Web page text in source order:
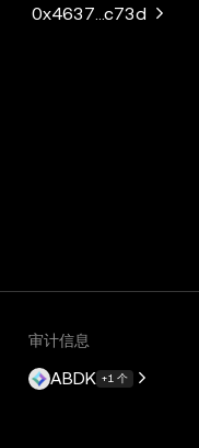
0x4637...c73d
审计信息
ABDK +1 个